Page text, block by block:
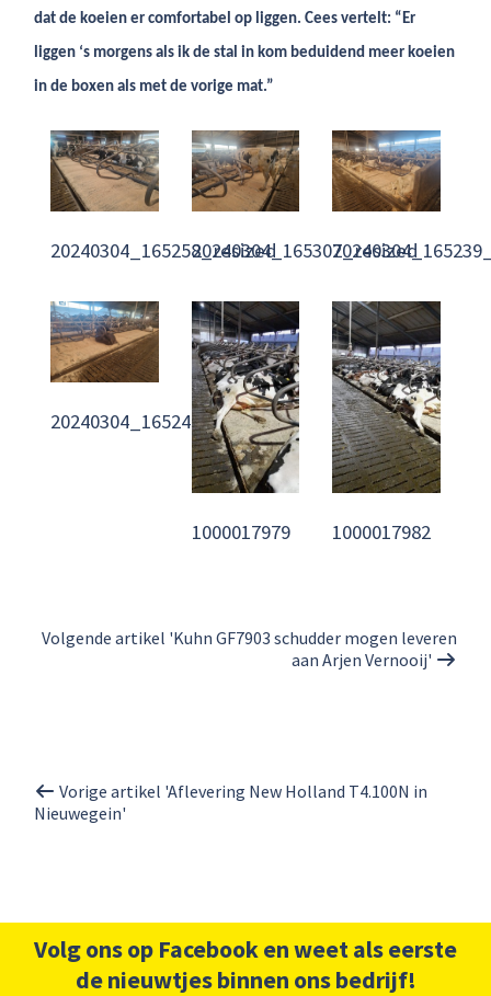
dat de koeien er comfortabel op liggen. Cees vertelt: “Er
liggen ‘s morgens als ik de stal in kom beduidend meer koeien
in de boxen als met de vorige mat.”
20240304_165258_resized20240304_165307_resized
20240304_165245_resized
1000017979 1000017982
Volgende artikel 'Kuhn GF7903 schudder mogen leveren
aan Arjen Vernooij'
Vorige artikel 'Aflevering New Holland T4.100N in
Nieuwegein'
Volg ons op Facebook en weet als eerste
de nieuwtjes binnen ons bedrijf!